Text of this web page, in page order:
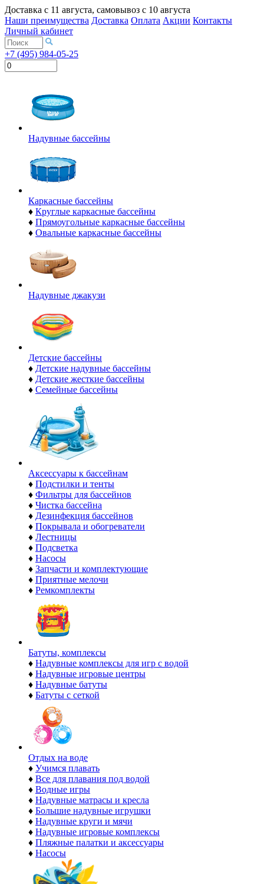
Доставка с 11 августа, самовывоз с 10 августа
Наши преимущества Доставка Оплата Акции Контакты
Личный кабинет
+7 (495) 984-05-25
Надувные бассейны
Каркасные бассейны
♦ Круглые каркасные бассейны
♦ Прямоугольные каркасные бассейны
♦ Овальные каркасные бассейны
Надувные джакузи
Детские бассейны
♦ Детские надувные бассейны
♦ Детские жесткие бассейны
♦ Семейные бассейны
Аксессуары к бассейнам
♦ Подстилки и тенты
♦ Фильтры для бассейнов
♦ Чистка бассейна
♦ Дезинфекция бассейнов
♦ Покрывала и обогреватели
♦ Лестницы
♦ Подсветка
♦ Насосы
♦ Запчасти и комплектующие
♦ Приятные мелочи
♦ Ремкомплекты
Батуты, комплексы
♦ Надувные комплексы для игр с водой
♦ Надувные игровые центры
♦ Надувные батуты
♦ Батуты с сеткой
Отдых на воде
♦ Учимся плавать
♦ Все для плавания под водой
♦ Водные игры
♦ Надувные матрасы и кресла
♦ Большие надувные игрушки
♦ Надувные круги и мячи
♦ Надувные игровые комплексы
♦ Пляжные палатки и аксессуары
♦ Насосы